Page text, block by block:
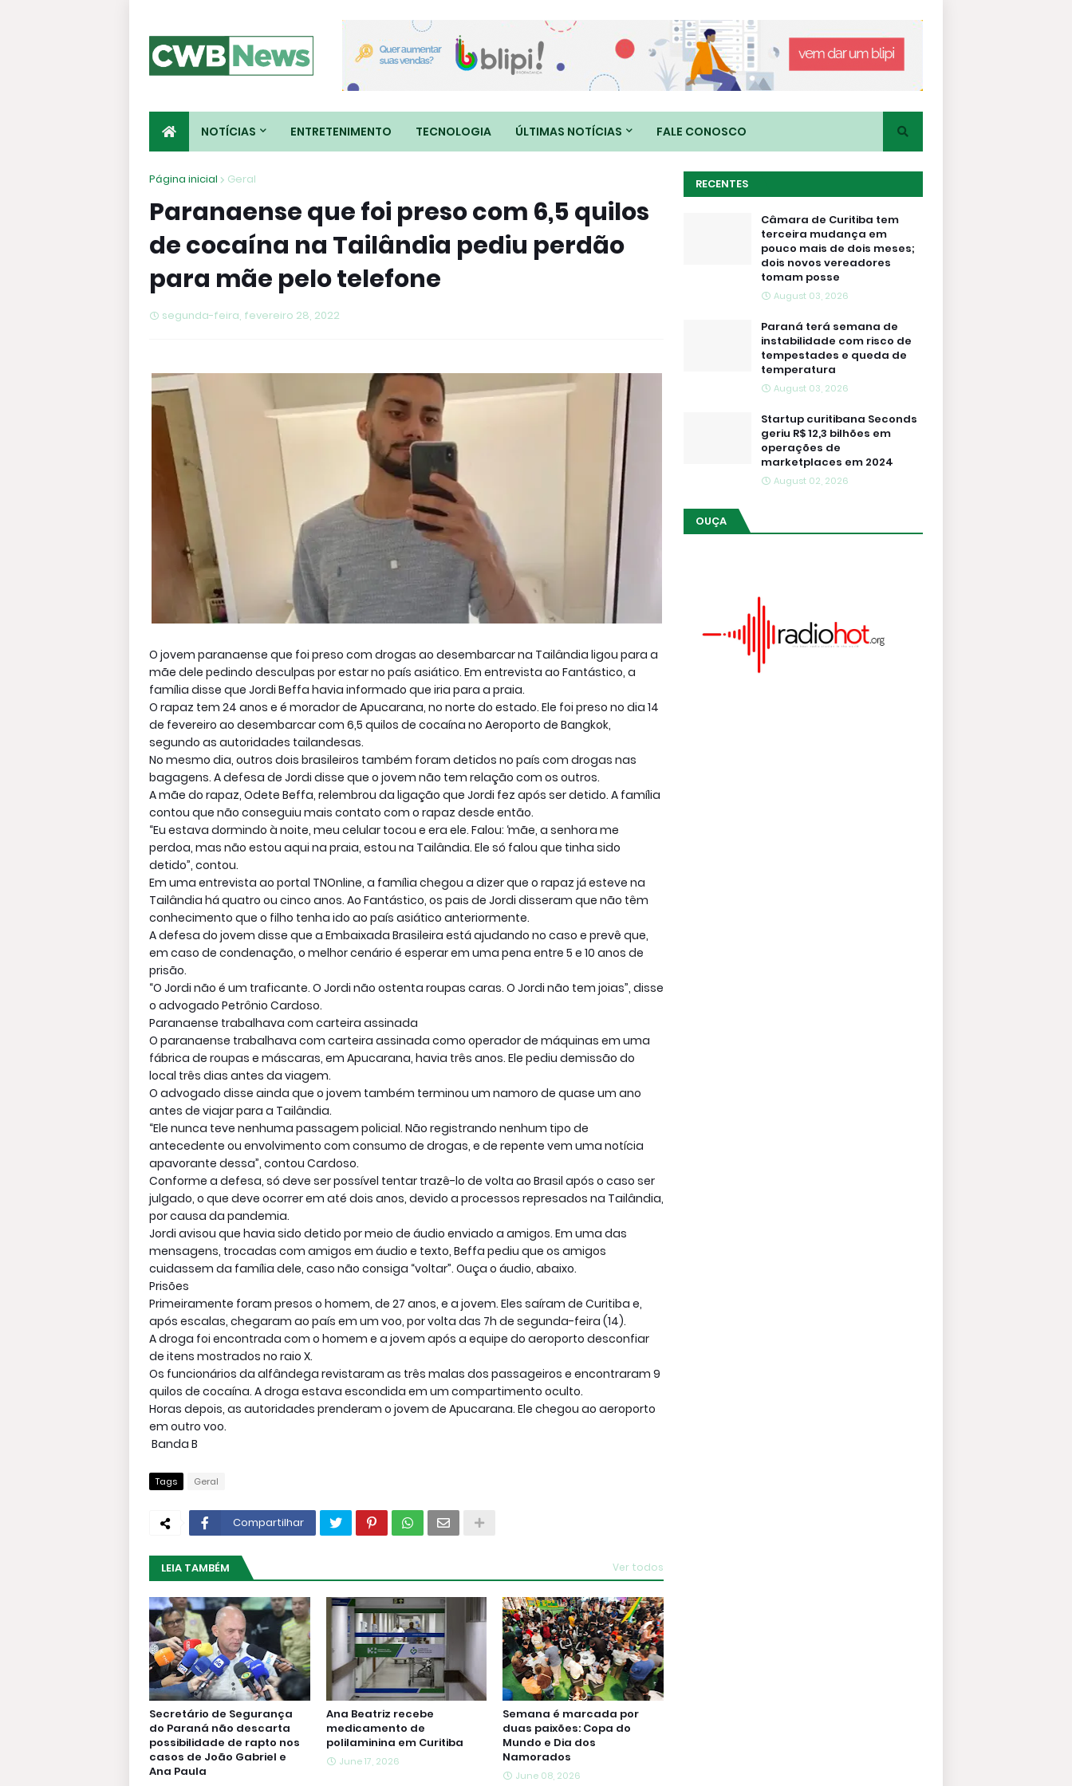
NOTÍCIAS ENTRETENIMENTO TECNOLOGIA ÚLTIMAS NOTÍCIAS FALE CONOSCO
Página inicial Geral
Paranaense que foi preso com 6,5 quilos
de cocaína na Tailândia pediu perdão
para mãe pelo telefone
segunda-feira, fevereiro 28, 2022
O jovem paranaense que foi preso com drogas ao desembarcar na Tailândia ligou para a
mãe dele pedindo desculpas por estar no país asiático. Em entrevista ao Fantástico, a
família disse que Jordi Beffa havia informado que iria para a praia.
O rapaz tem 24 anos e é morador de Apucarana, no norte do estado. Ele foi preso no dia 14
de fevereiro ao desembarcar com 6,5 quilos de cocaína no Aeroporto de Bangkok,
segundo as autoridades tailandesas.
No mesmo dia, outros dois brasileiros também foram detidos no país com drogas nas
bagagens. A defesa de Jordi disse que o jovem não tem relação com os outros.
A mãe do rapaz, Odete Beffa, relembrou da ligação que Jordi fez após ser detido. A família
contou que não conseguiu mais contato com o rapaz desde então.
“Eu estava dormindo à noite, meu celular tocou e era ele. Falou: ‘mãe, a senhora me
perdoa, mas não estou aqui na praia, estou na Tailândia. Ele só falou que tinha sido
detido”, contou.
Em uma entrevista ao portal TNOnline, a família chegou a dizer que o rapaz já esteve na
Tailândia há quatro ou cinco anos. Ao Fantástico, os pais de Jordi disseram que não têm
conhecimento que o filho tenha ido ao país asiático anteriormente.
A defesa do jovem disse que a Embaixada Brasileira está ajudando no caso e prevê que,
em caso de condenação, o melhor cenário é esperar em uma pena entre 5 e 10 anos de
prisão.
“O Jordi não é um traficante. O Jordi não ostenta roupas caras. O Jordi não tem joias”, disse
o advogado Petrônio Cardoso.
Paranaense trabalhava com carteira assinada
O paranaense trabalhava com carteira assinada como operador de máquinas em uma
fábrica de roupas e máscaras, em Apucarana, havia três anos. Ele pediu demissão do
local três dias antes da viagem.
O advogado disse ainda que o jovem também terminou um namoro de quase um ano
antes de viajar para a Tailândia.
“Ele nunca teve nenhuma passagem policial. Não registrando nenhum tipo de
antecedente ou envolvimento com consumo de drogas, e de repente vem uma notícia
apavorante dessa”, contou Cardoso.
Conforme a defesa, só deve ser possível tentar trazê-lo de volta ao Brasil após o caso ser
julgado, o que deve ocorrer em até dois anos, devido a processos represados na Tailândia,
por causa da pandemia.
Jordi avisou que havia sido detido por meio de áudio enviado a amigos. Em uma das
mensagens, trocadas com amigos em áudio e texto, Beffa pediu que os amigos
cuidassem da família dele, caso não consiga “voltar”. Ouça o áudio, abaixo.
Prisões
Primeiramente foram presos o homem, de 27 anos, e a jovem. Eles saíram de Curitiba e,
após escalas, chegaram ao país em um voo, por volta das 7h de segunda-feira (14).
A droga foi encontrada com o homem e a jovem após a equipe do aeroporto desconfiar
de itens mostrados no raio X.
Os funcionários da alfândega revistaram as três malas dos passageiros e encontraram 9
quilos de cocaína. A droga estava escondida em um compartimento oculto.
Horas depois, as autoridades prenderam o jovem de Apucarana. Ele chegou ao aeroporto
em outro voo.
Banda B
Tags Geral
Compartilhar
LEIA TAMBÉM Ver todos
Secretário de Segurança
do Paraná não descarta
possibilidade de rapto nos
casos de João Gabriel e
Ana Paula
Ana Beatriz recebe
medicamento de
polilaminina em Curitiba
June 17, 2026
Semana é marcada por
duas paixões: Copa do
Mundo e Dia dos
Namorados
June 08, 2026
RECENTES
Câmara de Curitiba tem
terceira mudança em
pouco mais de dois meses;
dois novos vereadores
tomam posse
August 03, 2026
Paraná terá semana de
instabilidade com risco de
tempestades e queda de
temperatura
August 03, 2026
Startup curitibana Seconds
geriu R$ 12,3 bilhões em
operações de
marketplaces em 2024
August 02, 2026
OUÇA